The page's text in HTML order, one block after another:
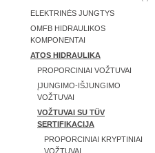
ELEKTRINĖS JUNGTYS
OMFB HIDRAULIKOS
KOMPONENTAI
ATOS HIDRAULIKA
PROPORCINIAI VOŽTUVAI
ĮJUNGIMO-IŠJUNGIMO
VOŽTUVAI
VOŽTUVAI SU TÜV
SERTIFIKACIJA
PROPORCINIAI KRYPTINIAI
VOŽTUVAI